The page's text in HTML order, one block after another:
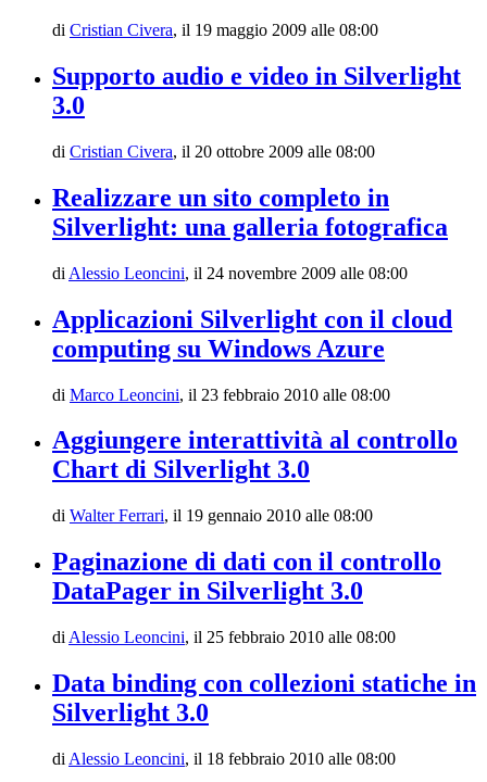
di Cristian Civera, il 19 maggio 2009 alle 08:00
Supporto audio e video in Silverlight
3.0
di Cristian Civera, il 20 ottobre 2009 alle 08:00
Realizzare un sito completo in
Silverlight: una galleria fotografica
di Alessio Leoncini, il 24 novembre 2009 alle 08:00
Applicazioni Silverlight con il cloud
computing su Windows Azure
di Marco Leoncini, il 23 febbraio 2010 alle 08:00
Aggiungere interattività al controllo
Chart di Silverlight 3.0
di Walter Ferrari, il 19 gennaio 2010 alle 08:00
Paginazione di dati con il controllo
DataPager in Silverlight 3.0
di Alessio Leoncini, il 25 febbraio 2010 alle 08:00
Data binding con collezioni statiche in
Silverlight 3.0
di Alessio Leoncini, il 18 febbraio 2010 alle 08:00